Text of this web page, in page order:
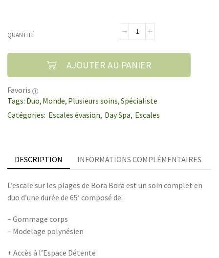
QUANTITÉ
AJOUTER AU PANIER
Favoris
Tags: Duo, Monde, Plusieurs soins,Spécialiste
Catégories: Escales évasion, Day Spa, Escales
DESCRIPTION INFORMATIONS COMPLÉMENTAIRES
L’escale sur les plages de Bora Bora est un soin complet en
duo d’une durée de 65′ composé de:
– Gommage corps
– Modelage polynésien
+ Accès à l’Espace Détente